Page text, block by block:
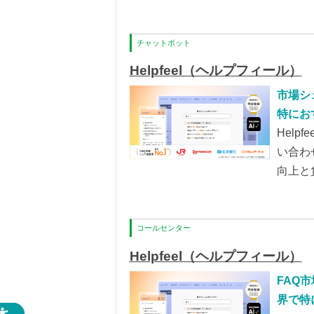
チャットボット
Helpfeel（ヘルプフィール）
市場シ
特にお
ット
で 問
を発揮します。 セール時
い合わ
向上と
コールセンター
Helpfeel（ヘルプフィール）
FAQ
界で特